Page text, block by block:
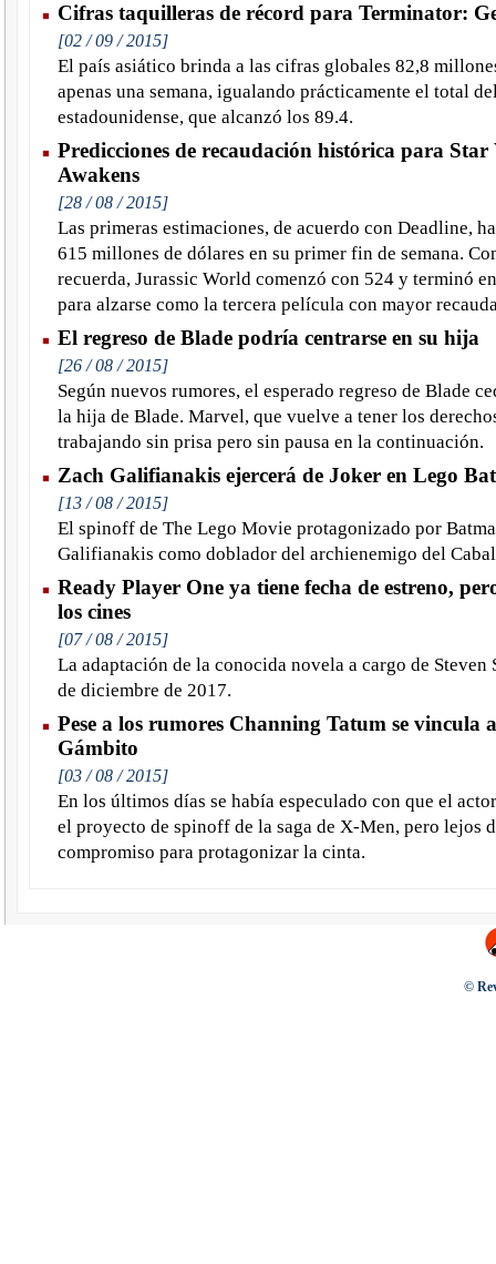
Cifras taquilleras de récord para Terminator:
[02 / 09 / 2015]
El país asiático brinda a las cifras globales 82,8
apenas una semana, igualando prácticamente el total
estadounidense, que alcanzó los 89.4.
Predicciones de recaudación histórica para Star
Awakens
[28 / 08 / 2015]
Las primeras estimaciones, de acuerdo con Deadline,
615 millones de dólares en su primer fin de semana.
recuerda, Jurassic World comenzó con 524 y terminó
para alzarse como la tercera película con mayor
El regreso de Blade podría centrarse en su hija
[26 / 08 / 2015]
Según nuevos rumores, el esperado regreso de Blade
la hija de Blade. Marvel, que vuelve a tener los
trabajando sin prisa pero sin pausa en la continuación.
Zach Galifianakis ejercerá de Joker en Lego
[13 / 08 / 2015]
El spinoff de The Lego Movie protagonizado por
Galifianakis como doblador del archienemigo del
Ready Player One ya tiene fecha de estreno,
los cines
[07 / 08 / 2015]
La adaptación de la conocida novela a cargo de
de diciembre de 2017.
Pese a los rumores Channing Tatum se vincula
Gámbito
[03 / 08 / 2015]
En los últimos días se había especulado con que el
el proyecto de spinoff de la saga de X-Men, pero lejos
compromiso para protagonizar la cinta.
©